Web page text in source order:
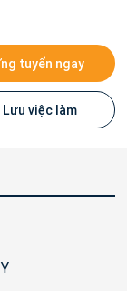
tuyển ngay
Lưu việc làm